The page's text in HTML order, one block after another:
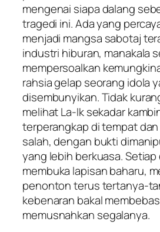
mengenai siapa dalang
tragedi ini. Ada yang
menjadi mangsa sabotaj
industri hiburan, manakala
mempersoalkan
rahsia gelap seorang idola
disembunyikan. Tidak
melihat La-Ik sekadar
terperangkap di tempat
salah, dengan bukti
yang lebih berkuasa.
membuka lapisan baharu,
penonton terus tertanya-
kebenaran bakal
memusnahkan segalanya.